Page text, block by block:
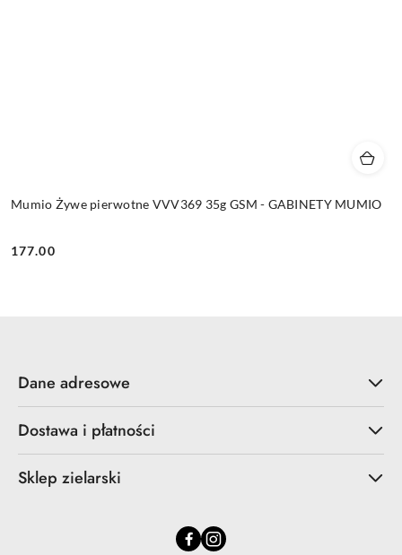
Mumio Żywe pierwotne VVV369 35g GSM - GABINETY MUMIO
Cena:
177.00
Dane adresowe
Dostawa i płatności
Sklep zielarski